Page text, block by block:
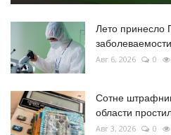
Лето принесло
Авг 6, 2026 0
Сотне
области
Авг 3, 2026 0